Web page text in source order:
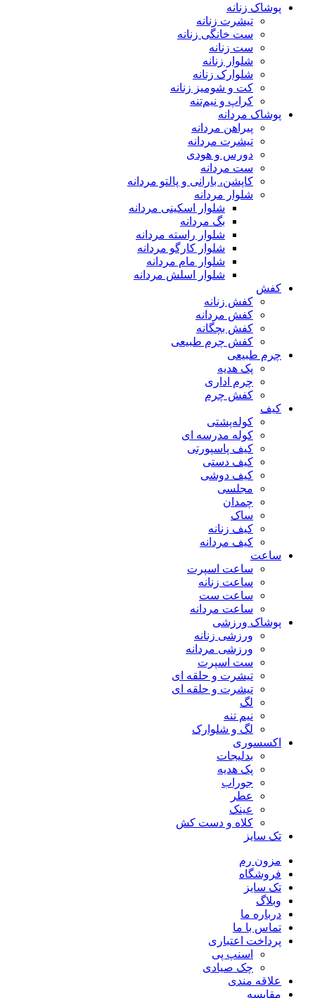
پوشاک زنانه
تیشرت زنانه
ست خانگی زنانه
ست زنانه
شلوار زنانه
شلوارک زنانه
کت و شومیز زنانه
کراپ و نیم‌تنه
پوشاک مردانه
پیراهن مردانه
تیشرت مردانه
دورس و هودی
ست مردانه
کاپشن، بارانی و پالتو مردانه
شلوار مردانه
شلوار اسکینی مردانه
بگ مردانه
شلوار راسته مردانه
شلوار کارگو مردانه
شلوار مام مردانه
شلوار اسلش مردانه
کفش
کفش زنانه
کفش مردانه
کفش بچگانه
کفش چرم طبیعی
چرم طبیعی
پک هدیه
چرم اداری
کفش چرم
کیف
کوله‌پشتی
کوله مدرسه ای
کیف پاسپورتی
کیف دستی
کیف دوشی
مجلسی
چمدان
ساک
کیف زنانه
کیف مردانه
ساعت
ساعت اسپرت
ساعت زنانه
ساعت ست
ساعت مردانه
پوشاک ورزشی
ورزشی زنانه
ورزشی مردانه
ست اسپرت
تیشرت و حلقه ای
تیشرت و حلقه ای
لگ
نیم تنه
لگ و شلوارک
اکسسوری
بدلیجات
پک هدیه
جوراب
عطر
عینک
کلاه و دست کش
تک سایز
مزون رم
فروشگاه
تک سایز
وبلاگ
درباره ما
تماس با ما
پرداخت اعتباری
اسنپ پی
چک صیادی
علاقه مندی
مقايسه